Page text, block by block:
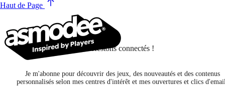
Haut de Page
Restons connectés !
Je m'abonne pour découvrir des jeux, des nouveautés et des contenus
personnalisés selon mes centres d'intérêt et mes ouvertures et clics